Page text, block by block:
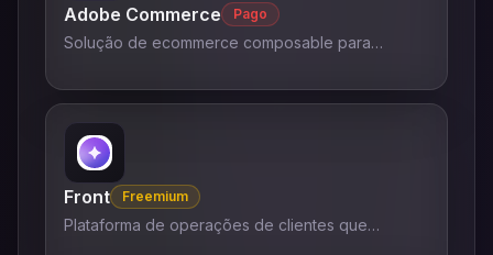
Adobe Commerce Pago
Solução de ecommerce composable para
Front Freemium
Plataforma de operações de clientes que